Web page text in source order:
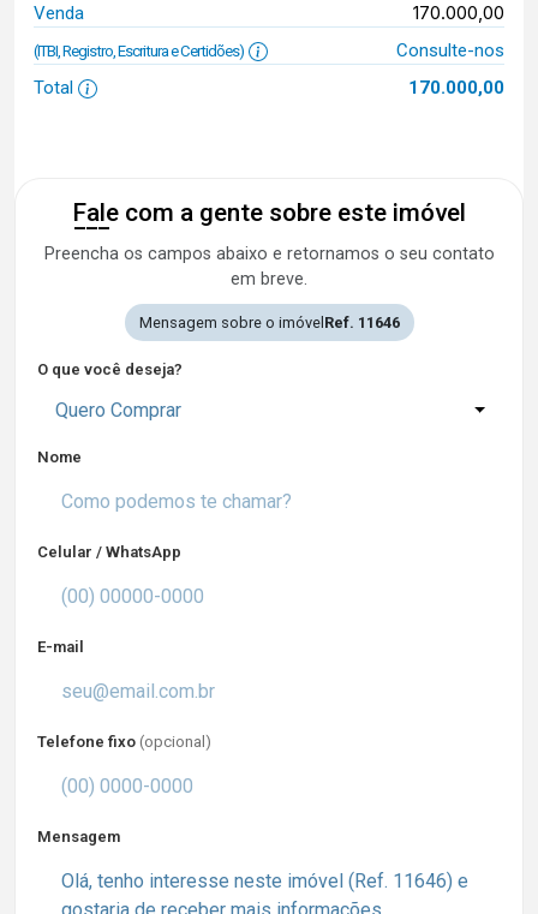
Venda 170.000,00
(ITBI, Registro, Escritura e Certidões)
Consulte-nos
Total
170.000,00
Fale com a gente sobre este imóvel
Preencha os campos abaixo e retornamos o seu contato
em breve.
Mensagem sobre o imóvel Ref. 11646
O que você deseja?
Quero Comprar
Nome
Celular / WhatsApp
E-mail
Telefone fixo (opcional)
Mensagem